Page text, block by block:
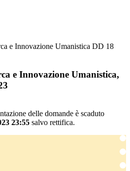
e Innovazione Umanistica DD 18
e Innovazione Umanistica,
delle domande è scaduto
23:55 salvo rettifica.